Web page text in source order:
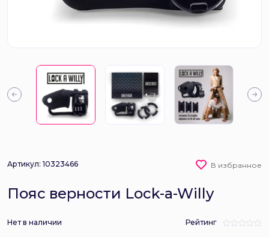
Артикул: 10323466 В избранное
Пояс верности Lock-a-Willy
Нет в наличии Рейтинг